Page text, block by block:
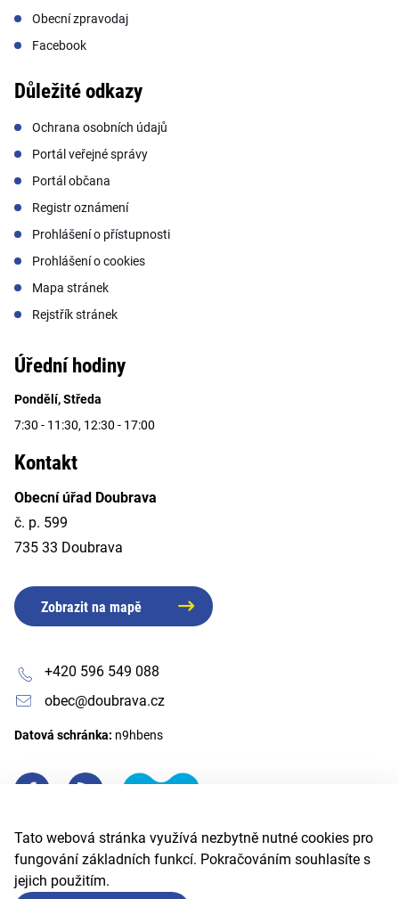
Tato webová stránka využívá nezbytně nutné cookies pro
fungování základních funkcí. Pokračováním souhlasíte s
jejich použitím.
Obecní zpravodaj
Facebook
Důležité odkazy
Ochrana osobních údajů
Portál veřejné správy
Portál občana
Registr oznámení
Prohlášení o přístupnosti
Prohlášení o cookies
Mapa stránek
Rejstřík stránek
Úřední hodiny
Pondělí, Středa
7:30 - 11:30, 12:30 - 17:00
Kontakt
Obecní úřad Doubrava
č. p. 599
735 33 Doubrava
Zobrazit na mapě
+420 596 549 088
obec@doubrava.cz
Datová schránka: n9hbens